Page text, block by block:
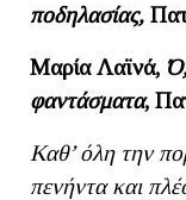
ποδηλασίας,
Μαρία Λαϊνά,
φαντάσματα,
Καθ’ όλη την
πενήντα και